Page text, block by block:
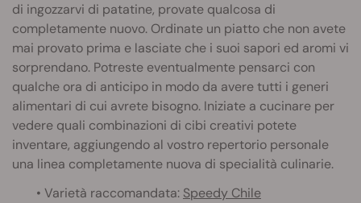
di ingozzarvi di patatine, provate qualcosa di
completamente nuovo. Ordinate un piatto che non avete
mai provato prima e lasciate che i suoi sapori ed aromi vi
sorprendano. Potreste eventualmente pensarci con
qualche ora di anticipo in modo da avere tutti i generi
alimentari di cui avrete bisogno. Iniziate a cucinare per
vedere quali combinazioni di cibi creativi potete
inventare, aggiungendo al vostro repertorio personale
una linea completamente nuova di specialità culinarie.
• Varietà raccomandata: Speedy Chile